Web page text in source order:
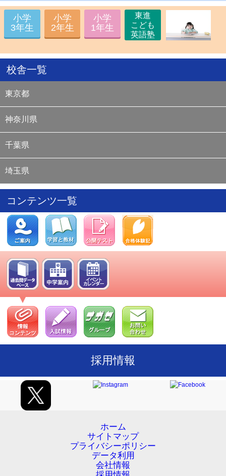
12/13 15:00 中学入試解答速報 サイト公開
/11 15:00
理科実験教室 お申し込み受付開始
12/ 2 11:00
理科実験教室体験会 サイト情報更新
11/26 21:00 全国統一小学生テスト 成績優秀者発表
11/12 12:00 全国統一小学生テスト 決勝大会進出者公開
11/ 5 17:00
開始
10/30 14:00
10/ 1 14:00 新1年生小学校入学準備講座（第2期）お申し込み受付
8 / 8 15:00
7/11 16:00
7/ 9 15:00 過去問演習コース お申し込み受付開始
7/ 1 10:00 過去問演習ナビ サイト公開
6/ 26 12:00
通信教育 夏の入会キャンペーン サイト公開
6/17 17:30 中学校イベントカレンダー サイト公開
5/26 17:30
新4年生予習シリーズ準備講座 サイト公開
5/26 17:30 新1年生小学校入学準備講座 サイト公開
5/23 16:30 夏期講習 サイト公開
5/20 17:00 学校参観 サイト公開
5/ 13:30 学校別対策コース サイト公開
4/14 16:00
リトルくらぶ年長生コース サイト公開
2/14 18:00 基礎トレーニング 特設ページ サイト公開
小学
3年生
小学
2年生
小学
1年生
東進
こども
英語塾
校舎一覧
東京都
神奈川県
千葉県
埼玉県
コンテンツ一覧
採用情報
ホーム
サイトマップ
プライバシーポリシー
データ利用
会社情報